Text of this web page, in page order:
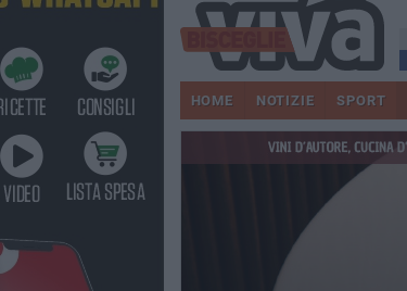
HOME NOTIZIE SPORT